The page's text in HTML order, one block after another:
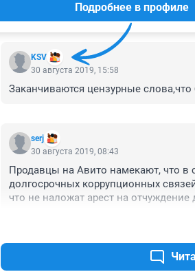
КОММЕНТАРИИ 18
KSV
Подробнее в профиле
30 августа 2019, 15:58
Заканчиваются цензурные
serj
30 августа 2019, 08:43
Продавцы на Авито намекают, что в
долгосрочных коррупционных
что не наложат арест на